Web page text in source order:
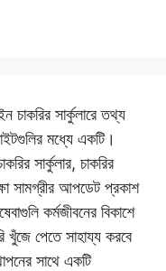
চাকরির সার্কুলারে তথ্য
মধ্যে একটি।
সার্কুলার, চাকরির
সামগ্রীর আপডেট প্রকাশ
কর্মজীবনের বিকাশে
খুঁজে পেতে সাহায্য করবে
সাথে একটি